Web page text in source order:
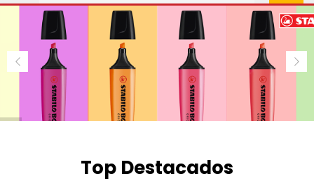
Top Destacados